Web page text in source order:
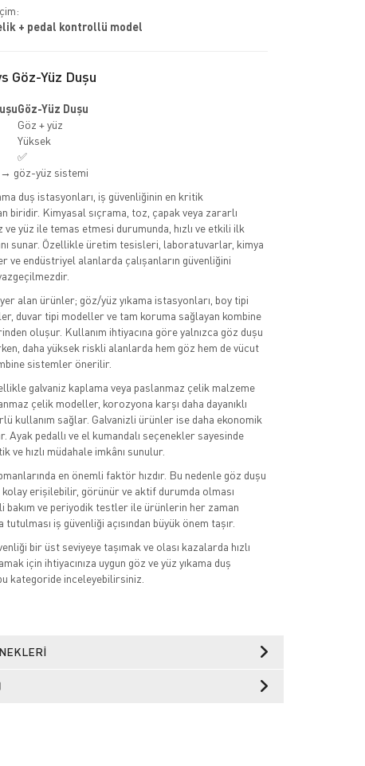
+ pedal kontrollü model
Göz-Yüz Duşu
Göz-Yüz Duşu
Göz + yüz
Yüksek
✅
göz-yüz sistemi
duş istasyonları, iş güvenliğinin en kritik
biridir. Kimyasal sıçrama, toz, çapak veya zararlı
ve yüz ile temas etmesi durumunda, hızlı ve etkili ilk
sunar. Özellikle üretim tesisleri, laboratuvarlar, kimya
ve endüstriyel alanlarda çalışanların güvenliğini
alan ürünler; göz/yüz yıkama istasyonları, boy tipi
duvar tipi modeller ve tam koruma sağlayan kombine
oluşur. Kullanım ihtiyacına göre yalnızca göz duşu
daha yüksek riskli alanlarda hem göz hem de vücut
sistemler önerilir.
galvaniz kaplama veya paslanmaz çelik malzeme
çelik modeller, korozyona karşı daha dayanıklı
kullanım sağlar. Galvanizli ürünler ise daha ekonomik
Ayak pedallı ve el kumandalı seçenekler sayesinde
ve hızlı müdahale imkânı sunulur.
en önemli faktör hızdır. Bu nedenle göz duşu
kolay erişilebilir, görünür ve aktif durumda olması
bakım ve periyodik testler ile ürünlerin her zaman
tutulması iş güvenliği açısından büyük önem taşır.
bir üst seviyeye taşımak ve olası kazalarda hızlı
için ihtiyacınıza uygun göz ve yüz yıkama duş
kategoride inceleyebilirsiniz.